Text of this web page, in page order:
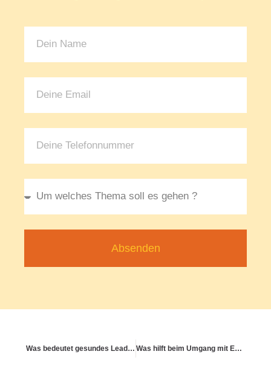
Absenden
Was bedeutet gesundes Leadership im Beruf? Was hilft beim Umgang mit Endlichkeit?